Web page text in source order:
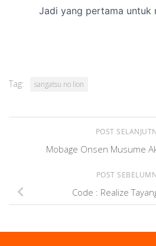
Tag: sangatsu no lion
POST
Mobage Onsen Musume
POST
Code : Realize